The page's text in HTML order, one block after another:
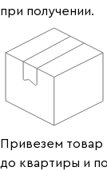
при получении.
Привезем
до квартиры и